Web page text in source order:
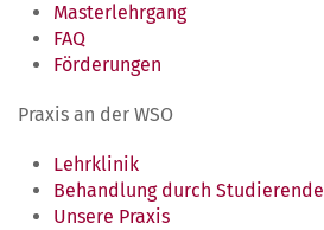
Masterlehrgang
FAQ
Förderungen
Praxis an der WSO
Lehrklinik
Behandlung durch Studierende
Unsere Praxis